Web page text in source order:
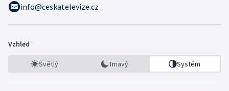
info@ceskatelevize.cz
Vzhled
Světlý Tmavý Systém